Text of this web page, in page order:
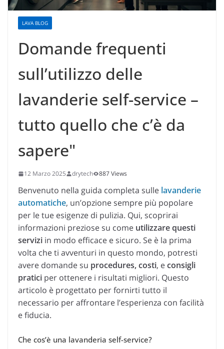
LAVA BLOG
Domande frequenti
sull’utilizzo delle
lavanderie self-service –
tutto quello che c’è da
sapere"
12 Marzo 2025 drytech 887 Views
Benvenuto nella guida completa sulle lavanderie
automatiche, un’opzione sempre più popolare
per le tue esigenze di pulizia. Qui, scoprirai
informazioni preziose su come utilizzare questi
servizi in modo efficace e sicuro. Se è la prima
volta che ti avventuri in questo mondo, potresti
avere domande su procedures, costi, econsigli
pratici per ottenere i risultati migliori. Questo
articolo è progettato per fornirti tutto il
necessario per affrontare l’esperienza con facilità
e fiducia.
Che cos’è una lavanderia self-service?